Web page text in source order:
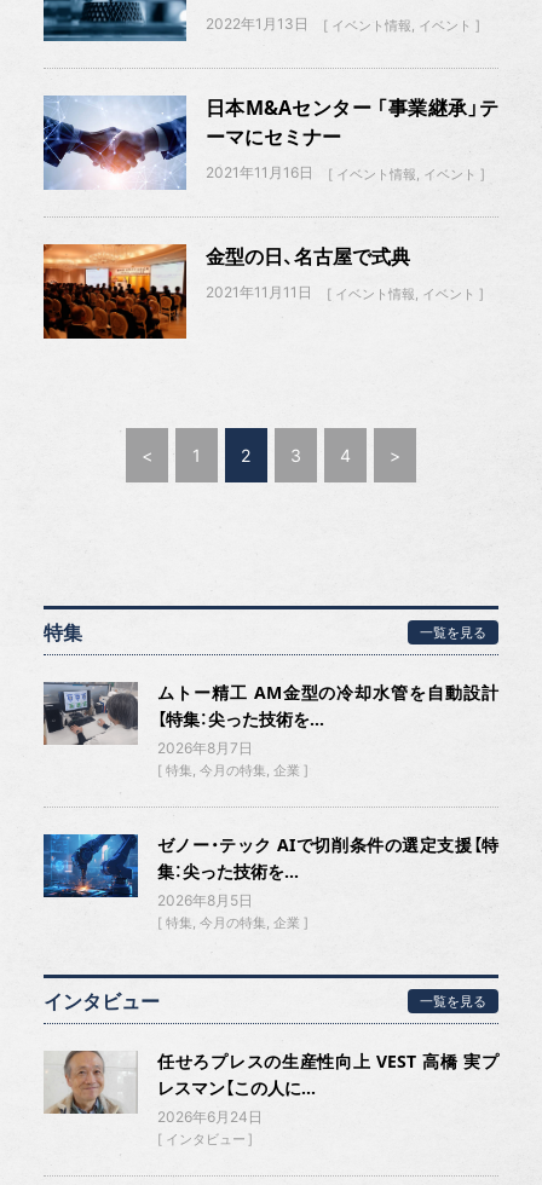
2022年1月13日 イベント情報 イベント
日本M&Aセンター 「事業継承」テ
ーマにセミナー
2021年11月16日 イベント情報 イベント
金型の日、名古屋で式典
2021年11月11日 イベント情報 イベント
< 1 2 3 4 >
特集 一覧を見る
ムトー精工 AM金型の冷却水管を自動設計
【特集：尖った技術を...
2026年8月7日
特集 今月の特集 企業
ゼノー・テック AIで切削条件の選定支援【特
集：尖った技術を...
2026年8月5日
特集 今月の特集 企業
インタビュー 一覧を見る
任せろプレスの生産性向上 VEST 高橋 実プ
レスマン【この人に...
2026年6月24日
インタビュー